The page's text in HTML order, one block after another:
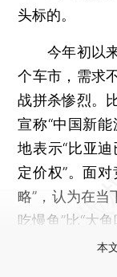
头标的。
今年初以来
个车市，需求
战拼杀惨烈。
宣称“中国新
地表示“比亚
定价权”。面
略”，认为在当
吃慢鱼”比“大鱼
本